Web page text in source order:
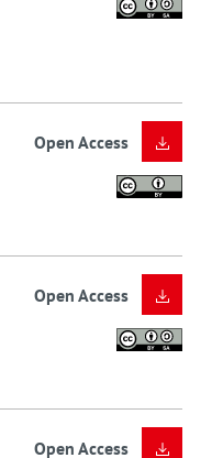
Open Access
Open Access
Open Access